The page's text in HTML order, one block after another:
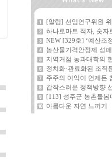
[알림] 선임연구위원
하나로마트 적자, 숫자
NEW [329호] ‘예산조
농산물가격안정제 성패,
지역거점 농과대학의
정치화·관료화된 조직
주주의 이익이 언제든
갑작스러운 정책방향
[113] 성주군 농촌돌봄
아름다운 자연 느끼기